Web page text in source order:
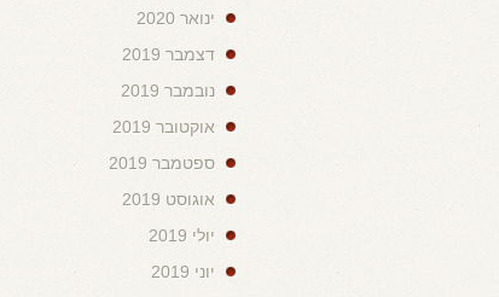
ינואר 2020
דצמבר 2019
נובמבר 2019
אוקטובר 2019
ספטמבר 2019
אוגוסט 2019
יולי 2019
יוני 2019